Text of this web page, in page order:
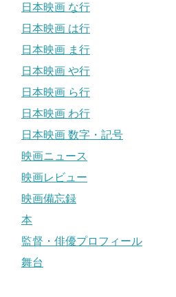
日本映画 な行
日本映画 は行
日本映画 ま行
日本映画 や行
日本映画 ら行
日本映画 わ行
日本映画 数字・記号
映画ニュース
映画レビュー
映画備忘録
本
監督・俳優プロフィール
舞台